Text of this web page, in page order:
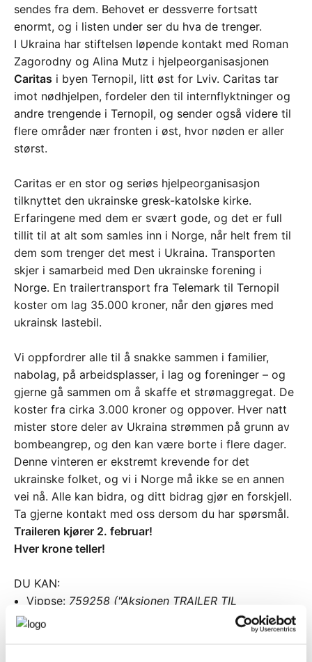
sendes fra dem. Behovet er dessverre fortsatt
enormt, og i listen under ser du hva de trenger.
I Ukraina har stiftelsen løpende kontakt med Roman
Zagorodny og Alina Mutz i hjelpeorganisasjonen
Caritas i byen Ternopil, litt øst for Lviv. Caritas tar
imot nødhjelpen, fordeler den til internflyktninger og
andre trengende i Ternopil, og sender også videre til
flere områder nær fronten i øst, hvor nøden er aller
størst.
Caritas er en stor og seriøs hjelpeorganisasjon
tilknyttet den ukrainske gresk-katolske kirke.
Erfaringene med dem er svært gode, og det er full
tillit til at alt som samles inn i Norge, når helt frem til
dem som trenger det mest i Ukraina. Transporten
skjer i samarbeid med Den ukrainske forening i
Norge. En trailertransport fra Telemark til Ternopil
koster om lag 35.000 kroner, når den gjøres med
ukrainsk lastebil.
Vi oppfordrer alle til å snakke sammen i familier,
nabolag, på arbeidsplasser, i lag og foreninger – og
gjerne gå sammen om å skaffe et strømaggregat. De
koster fra cirka 3.000 kroner og oppover. Hver natt
mister store deler av Ukraina strømmen på grunn av
bombeangrep, og den kan være borte i flere dager.
Denne vinteren er ekstremt krevende for det
ukrainske folket, og vi i Norge må ikke se en annen
vei nå. Alle kan bidra, og ditt bidrag gjør en forskjell.
Ta gjerne kontakt med oss dersom du har spørsmål.
Traileren kjører 2. februar!
Hver krone teller!
DU KAN:
Vippse: 759258 ("Aksjonen TRAILER TIL
TERNOPIL")